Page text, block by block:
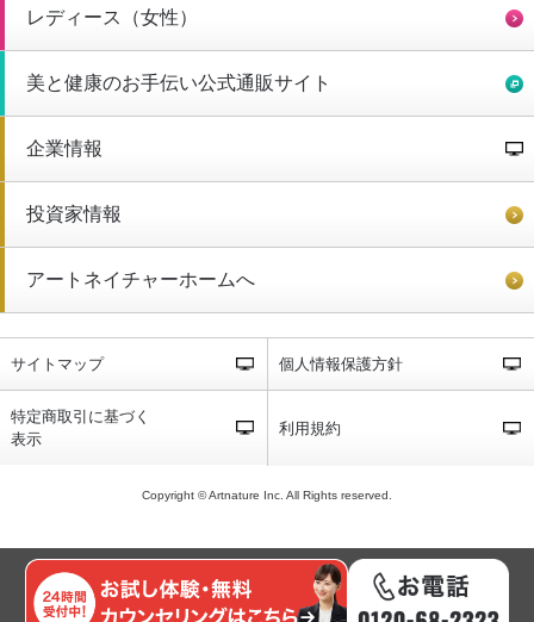
レディース（女性）
美と健康のお手伝い公式通販サイト
企業情報
投資家情報
アートネイチャーホームへ
サイトマップ 個人情報保護方針
特定商取引に基づく
表示
利用規約
Copyright © Artnature Inc. All Rights reserved.